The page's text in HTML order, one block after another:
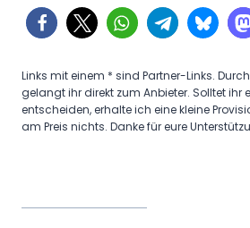
Links mit einem * sind Partner-Links.
gelangt ihr direkt zum Anbieter. Solltet ihr
entscheiden, erhalte ich eine kleine
am Preis nichts. Danke für eure